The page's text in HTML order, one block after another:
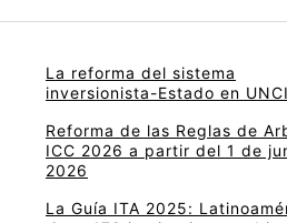
La reforma del sistema
inversionista-Estado en
Reforma de las Reglas de
ICC 2026 a partir del 1 de
2026
La Guía ITA 2025: